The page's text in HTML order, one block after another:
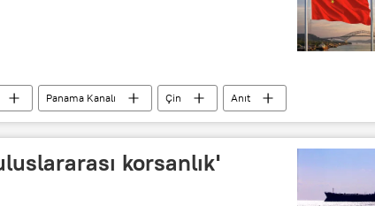
Panama Kanalı Çin Anıt
korsanlık'